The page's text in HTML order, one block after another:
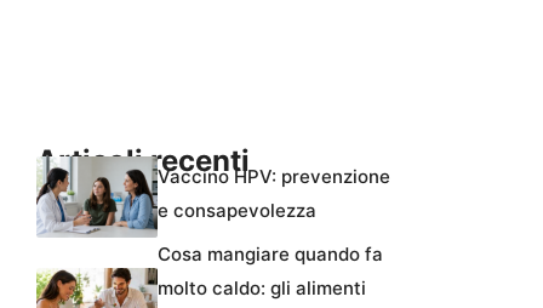
Articoli recentiVaccino HPV: prevenzione
e consapevolezza
Cosa mangiare quando fa
molto caldo: gli alimenti